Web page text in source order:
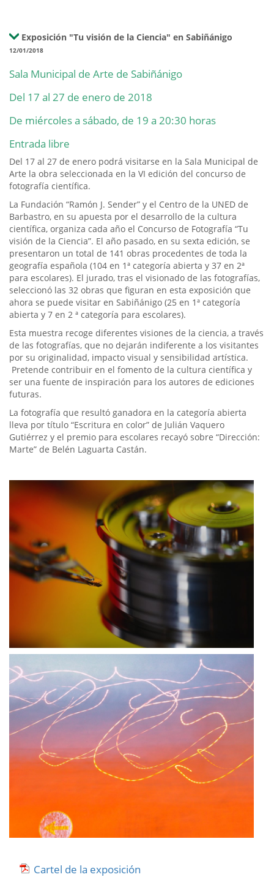
Exposición "Tu visión de la Ciencia" en Sabiñánigo
12/01/2018
Sala Municipal de Arte de Sabiñánigo
Del 17 al 27 de enero de 2018
De miércoles a sábado, de 19 a 20:30 horas
Entrada libre
Del 17 al 27 de enero podrá visitarse en la Sala Municipal de
Arte la obra seleccionada en la VI edición del concurso de
fotografía científica.
La Fundación “Ramón J. Sender” y el Centro de la UNED de
Barbastro, en su apuesta por el desarrollo de la cultura
científica, organiza cada año el Concurso de Fotografía “Tu
visión de la Ciencia”. El año pasado, en su sexta edición, se
presentaron un total de 141 obras procedentes de toda la
geografía española (104 en 1ª categoría abierta y 37 en 2ª
para escolares). El jurado, tras el visionado de las fotografías,
seleccionó las 32 obras que figuran en esta exposición que
ahora se puede visitar en Sabiñánigo (25 en 1ª categoría
abierta y 7 en 2 ª categoría para escolares).
Esta muestra recoge diferentes visiones de la ciencia, a través
de las fotografías, que no dejarán indiferente a los visitantes
por su originalidad, impacto visual y sensibilidad artística.
Pretende contribuir en el fomento de la cultura científica y
ser una fuente de inspiración para los autores de ediciones
futuras.
La fotografía que resultó ganadora en la categoría abierta
lleva por título “Escritura en color” de Julián Vaquero
Gutiérrez y el premio para escolares recayó sobre “Dirección:
Marte” de Belén Laguarta Castán.
Cartel de la exposición